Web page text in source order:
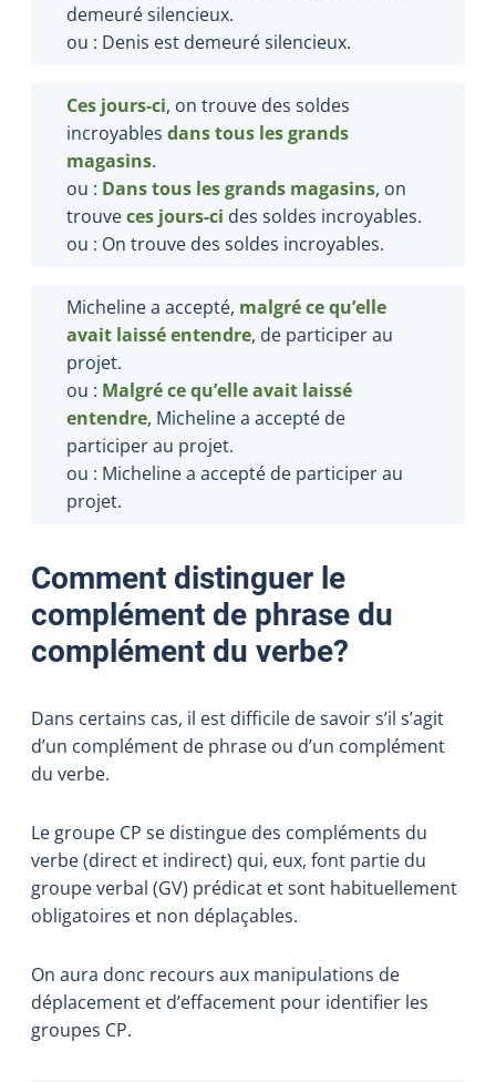
demeuré silencieux.
ou : Denis est demeuré silencieux.
Ces jours-ci, on trouve des soldes
incroyables dans tous les grands
magasins.
ou : Dans tous les grands magasins, on
trouveces jours-ci des soldes incroyables.
ou ​​​​​​​: On trouve des soldes incroyables.
Micheline a accepté, malgré ce qu’elle
avait laissé entendre, de participer au
projet.
ou : Malgré ce qu’elle avait laissé
entendre, Micheline a accepté de
participer au projet.
ou : Micheline a accepté de participer au
projet.
Comment distinguer le
complément de phrase du
complément du verbe?
Dans certains cas, il est difficile de savoir s’il s’agit
d’un complément de phrase ou d’un complément
du verbe.
Le groupe CP se distingue des compléments du
verbe (direct et indirect) qui, eux, font partie du
groupe verbal (GV) prédicat et sont habituellement
obligatoires et non déplaçables.
On aura donc recours aux manipulations de
déplacement et d’effacement pour identifier les
groupes CP.